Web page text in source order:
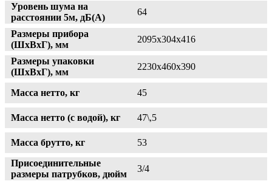
Уровень шума на
расстоянии 5м, дБ(А)
64
Размеры прибора
(ШхВхГ), мм
2095х304х416
Размеры упаковки
(ШхВхГ), мм
2230х460х390
Масса нетто, кг 45
Масса нетто (с водой), кг 47\,5
Масса брутто, кг
53
Присоединительные
размеры патрубков, дюйм
3/4